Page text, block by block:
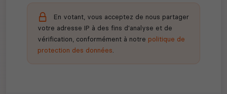
En votant, vous acceptez de nous partager
votre adresse IP à des fins d'analyse et de
vérification, conformément à notre politique de
protection des données.